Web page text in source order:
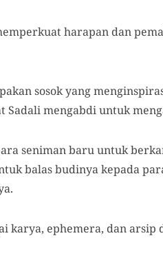
harapan dan
sosok yang
Sadali mengabdi untuk
seniman baru untuk
balas budinya kepada
karya, ephemera, dan arsip